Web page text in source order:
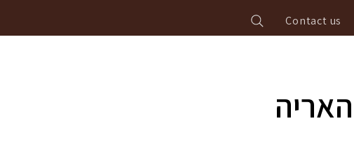
Contact us